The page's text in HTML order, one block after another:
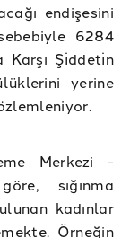
endişesini
6284
Karşı Şı̇ddetı̇n
yerine
Merkezi -
sığınma
kadınlar
Örneğin